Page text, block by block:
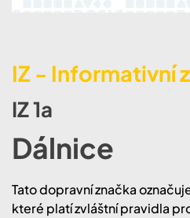
IZ - Informativní
IZ 1a
Dálnice
Tato dopravní značka
které platí zvláštní pravidla